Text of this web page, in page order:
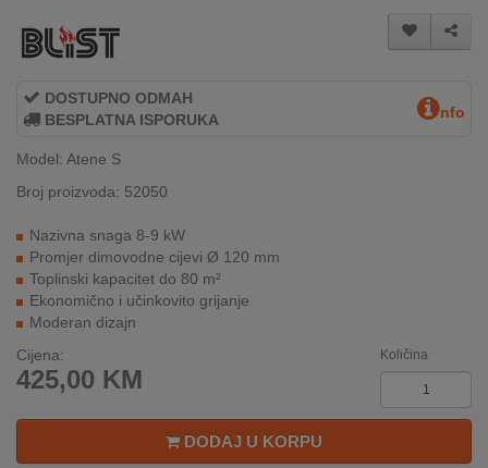
MOJ
NALOG
AKCIJE
NOVO
U
PONUDI
KONTAKT
NA
DOSTUPNO ODMAH
BESPLATNA ISPORUKA
nfo
Model: Atene S
Broj proizvoda: 52050
Nazivna snaga 8-9 kW
Promjer dimovodne cijevi Ø 120 mm
Toplinski kapacitet do 80 m²
Ekonomično i učinkovito grijanje
Moderan dizajn
Cijena:
425,00 KM
Količina
DODAJ U KORPU